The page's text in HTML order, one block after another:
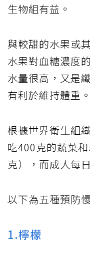
生物組有益。
與較甜的水果或
水果對血糖濃度
水量很高，又是
有利於維持體重。
根據世界衛生組
吃400克的蔬菜
克），而成人每
以下為五種預防
1.檸檬